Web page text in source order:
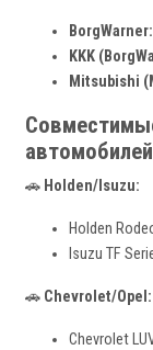
BorgWarner:
KKK
Mitsubishi
🚗 Holden/Isuzu:
Holden
Isuzu TF
🚗 Chevrolet/Opel:
Chevrolet